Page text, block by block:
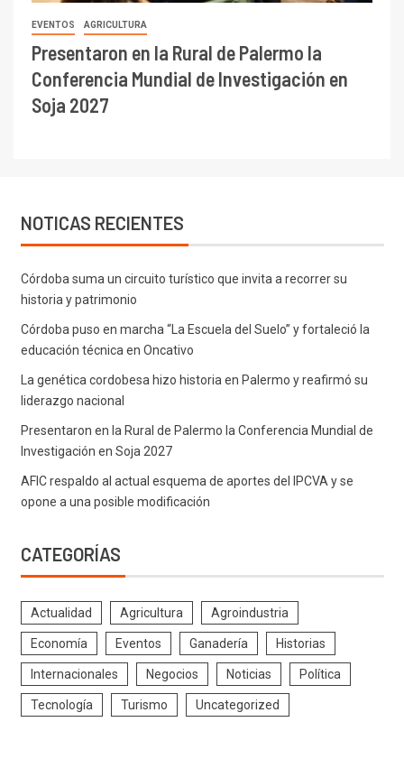
EVENTOS AGRICULTURA
Presentaron en la Rural de Palermo la
Conferencia Mundial de Investigación en
Soja 2027
NOTICAS RECIENTES
Córdoba suma un circuito turístico que invita a recorrer su
historia y patrimonio
Córdoba puso en marcha “La Escuela del Suelo” y fortaleció la
educación técnica en Oncativo
La genética cordobesa hizo historia en Palermo y reafirmó su
liderazgo nacional
Presentaron en la Rural de Palermo la Conferencia Mundial de
Investigación en Soja 2027
AFIC respaldo al actual esquema de aportes del IPCVA y se
opone a una posible modificación
CATEGORÍAS
Actualidad Agricultura Agroindustria
Economía Eventos Ganadería Historias
Internacionales Negocios Noticias Política
Tecnología Turismo Uncategorized